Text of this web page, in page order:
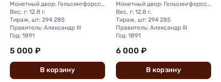
Монетный двор: Гельсингфорсский монетный двор (Финляндия)
Вес, г: 12.8 г.
Тираж, шт: 294 285
Правитель: Александр III
Год: 1891
5 000 ₽
В корзину
Монетный двор: Гельсингфорсский монетный двор (Финляндия)
Вес, г: 12.8 г.
Тираж, шт: 294 285
Правитель: Александр III
Год: 1891
6 000 ₽
В корзину